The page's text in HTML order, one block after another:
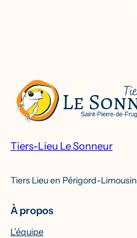
Tiers-Lieu Le Sonneur
Tiers Lieu en Périgord-Limousin
À propos
L’équipe